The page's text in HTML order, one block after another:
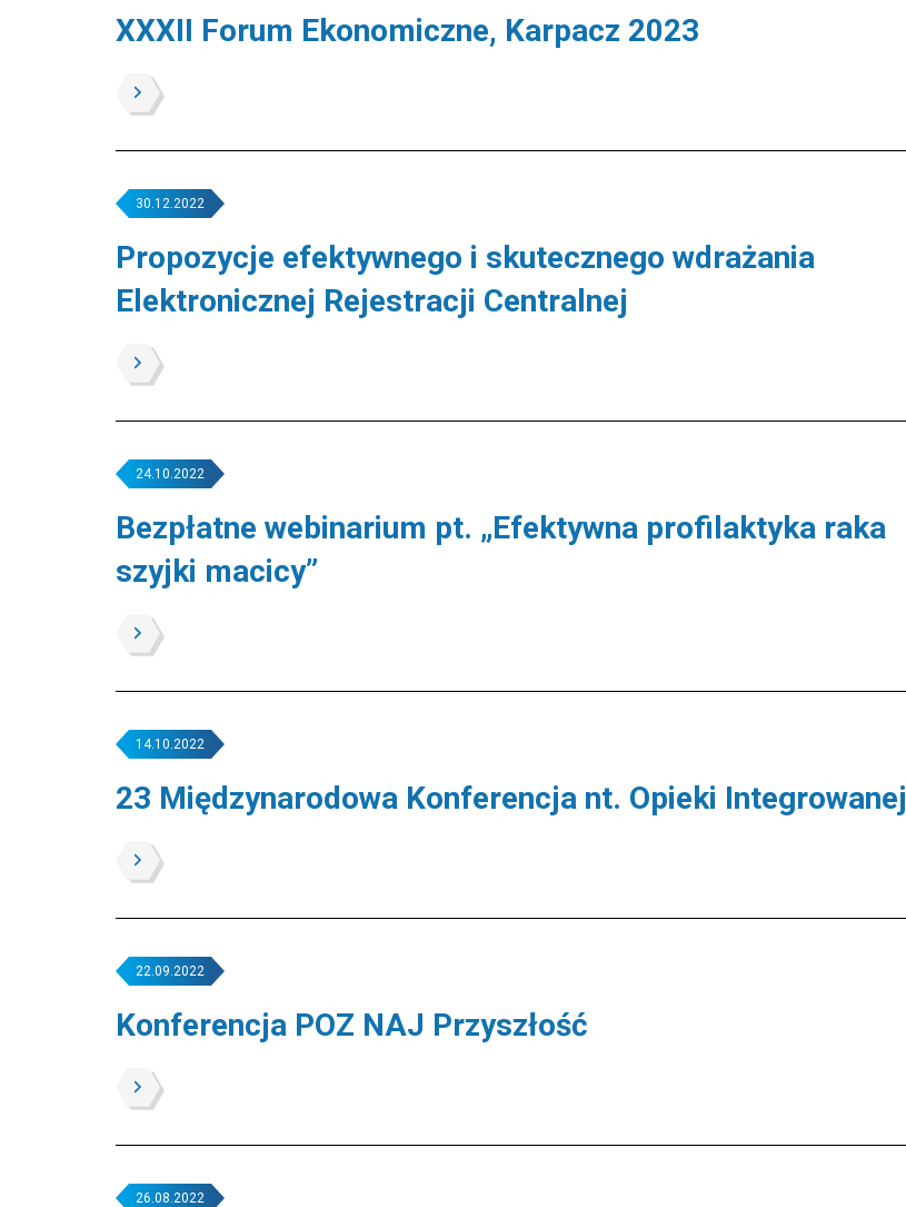
XXXII Forum Ekonomiczne, Karpacz 2023
30.12.2022
Propozycje efektywnego i skutecznego wdrażania
Elektronicznej Rejestracji Centralnej
24.10.2022
Bezpłatne webinarium pt. „Efektywna profilaktyka raka
szyjki macicy”
14.10.2022
23 Międzynarodowa Konferencja nt. Opieki Integrowanej
22.09.2022
Konferencja POZ NAJ Przyszłość
26.08.2022